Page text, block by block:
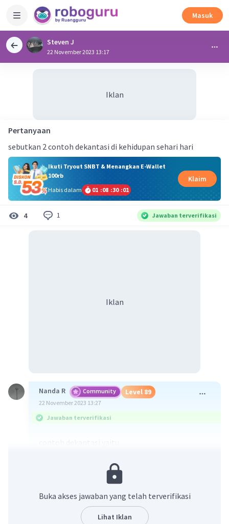
Masuk
Steven J
22 November 2023 13:17
Iklan
Pertanyaan
sebutkan 2 contoh dekantasi di kehidupan sehari hari
Ikuti Tryout SNBT & Menangkan E-Wallet
100rb
Habis dalam
01 :08 :30 :00
Klaim
4 1 Jawaban terverifikasi
Iklan
Nanda R Community Level 89
22 November 2023 13:27
Jawaban terverifikasi
Pemisahan Gliserin dari Biodiesel
Dekontaminasi Merkuri
·0.0
Buka akses jawaban yang telah terverifikasi
Lihat Iklan